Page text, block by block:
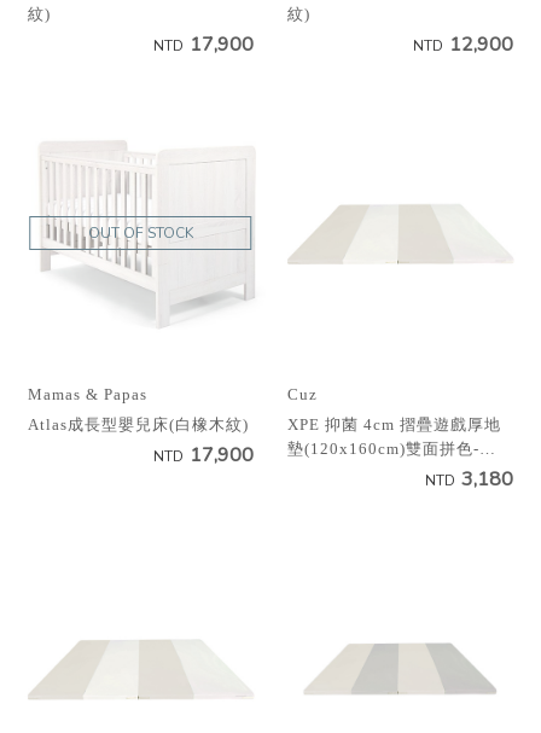
紋)
NTD 17,900
紋)
NTD 12,900
OUT OF STOCK
Mamas & Papas
Atlas成長型嬰兒床(白橡木紋)
NTD 17,900
Cuz
XPE 抑菌 4cm 摺疊遊戲厚地
墊(120x160cm)雙面拼色-米
NTD 3,180